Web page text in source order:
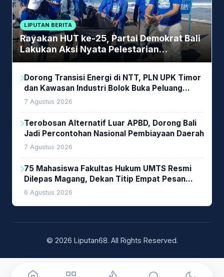
LIPUTAN BERITA
Rayakan HUT ke-25, Partai Demokrat Bali
Lakukan Aksi Nyata Pelestarian
Lingkungan
Dorong Transisi Energi di NTT, PLN UPK Timor
dan Kawasan Industri Bolok Buka Peluang
Investasi Woodchip untuk Cofiring PLTU Bolok
7 Agustus 2026
Terobosan Alternatif Luar APBD, Dorong Bali
Jadi Percontohan Nasional Pembiayaan Daerah
7 Agustus 2026
75 Mahasiswa Fakultas Hukum UMTS Resmi
Dilepas Magang, Dekan Titip Empat Pesan
Penting
6 Agustus 2026
© 2026 Liputan68. All Rights Reserved.